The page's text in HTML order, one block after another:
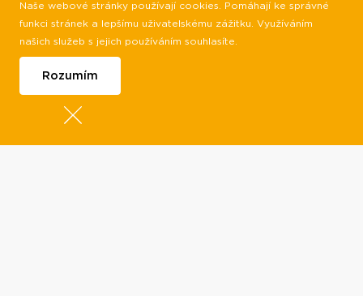
Naše webové stránky používají cookies. Pomáhají ke správné
funkci stránek a lepšímu uživatelskému zážitku. Využíváním
našich služeb s jejich používáním souhlasíte.
Rozumím